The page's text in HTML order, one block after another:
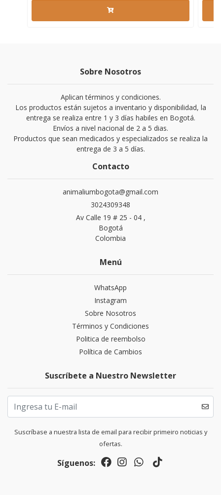
Sobre Nosotros
Aplican términos y condiciones.
Los productos están sujetos a inventario y disponibilidad, la
entrega se realiza entre 1 y 3 días habiles en Bogotá.
Envíos a nivel nacional de 2 a 5 dias.
Productos que sean medicados y especializados se realiza la
entrega de 3 a 5 días.
Contacto
animaliumbogota@gmail.com
3024309348
Av Calle 19 # 25 - 04 ,
Bogotá
Colombia
Menú
WhatsApp
Instagram
Sobre Nosotros
Términos y Condiciones
Politica de reembolso
Política de Cambios
Suscríbete a Nuestro Newsletter
Suscríbase a nuestra lista de email para recibir primeiro noticias y
ofertas.
Síguenos: